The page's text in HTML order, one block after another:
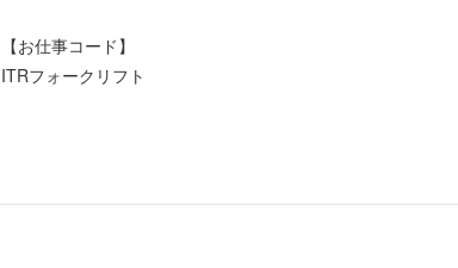
【お仕事コード】
ITRフォークリフト